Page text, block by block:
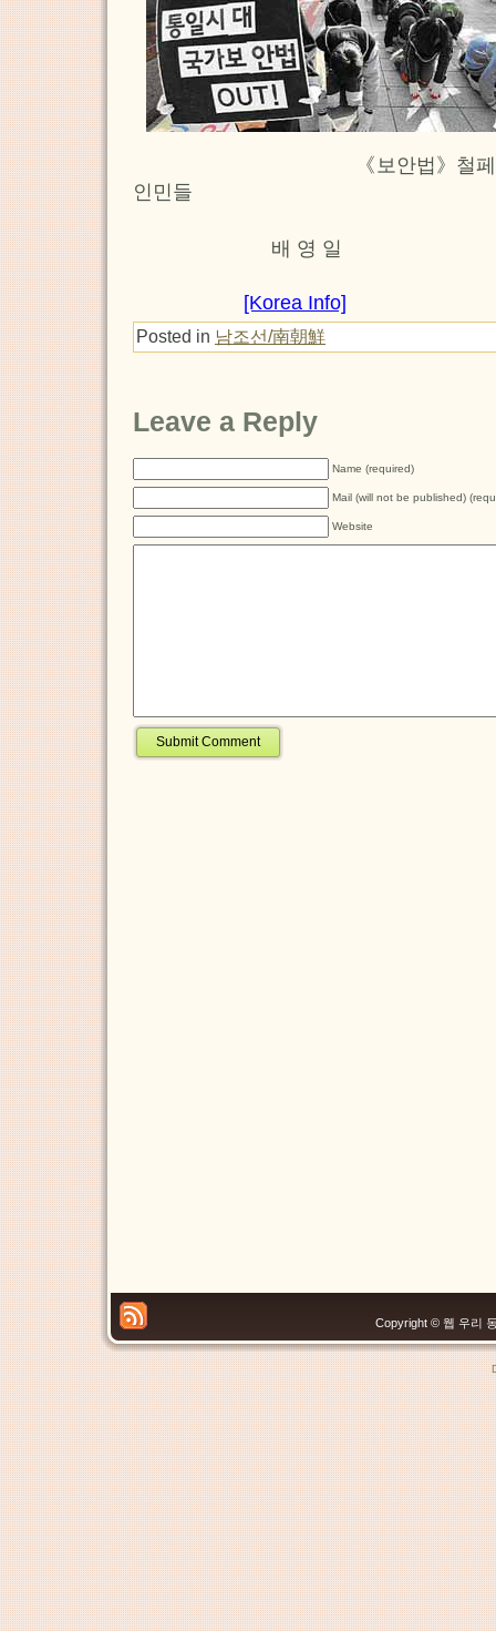
《보안법》철페를 요구
인민들
배 영 일
[Korea Info]
Posted in 남조선/南朝鮮
Leave a Reply
Name (required)
Mail (will not be published)
Website
Copyright © 웹 우리